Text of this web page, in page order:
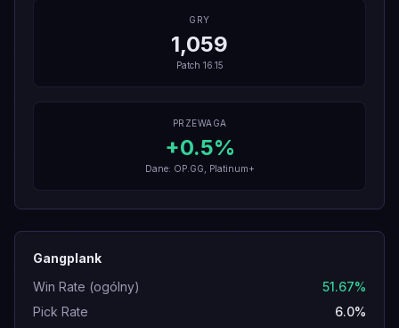
GRY
1,059
Patch 16.15
PRZEWAGA
+0.5%
Dane: OP.GG, Platinum+
Gangplank
Win Rate (ogólny)
51.67%
Pick Rate
6.0%